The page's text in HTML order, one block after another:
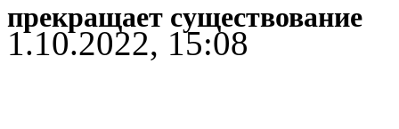
прекращает существование
1.10.2022, 15:08